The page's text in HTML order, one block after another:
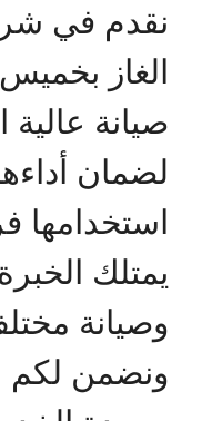
نقدم في
الغاز
صيانة عالية
لضمان
استخدامها
يمتلك
وصيانة
ونضمن لكم